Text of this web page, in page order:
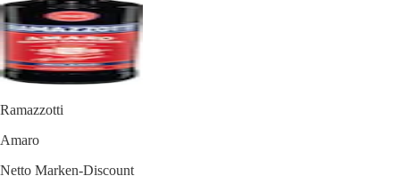
Ramazzotti
Amaro
Netto Marken-Discount